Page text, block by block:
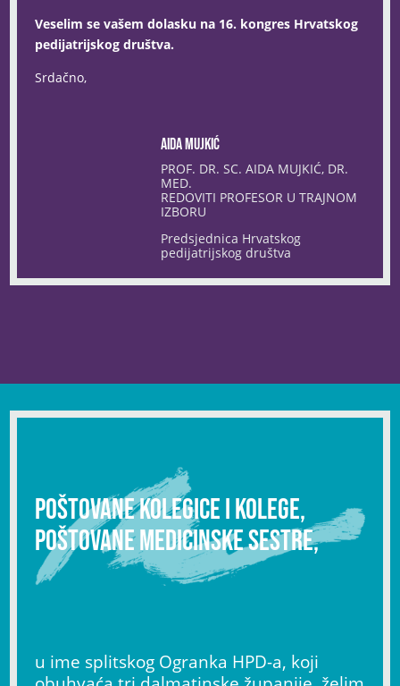
Veselim se vašem dolasku na 16. kongres Hrvatskog
pedijatrijskog društva.
Srdačno,
Aida Mujkić
PROF. DR. SC. AIDA MUJKIĆ, DR.
MED.
REDOVITI PROFESOR U TRAJNOM
IZBORU
Predsjednica Hrvatskog
pedijatrijskog društva
Poštovane kolegice i kolege,
poštovane medicinske sestre,
u ime splitskog Ogranka HPD-a, koji